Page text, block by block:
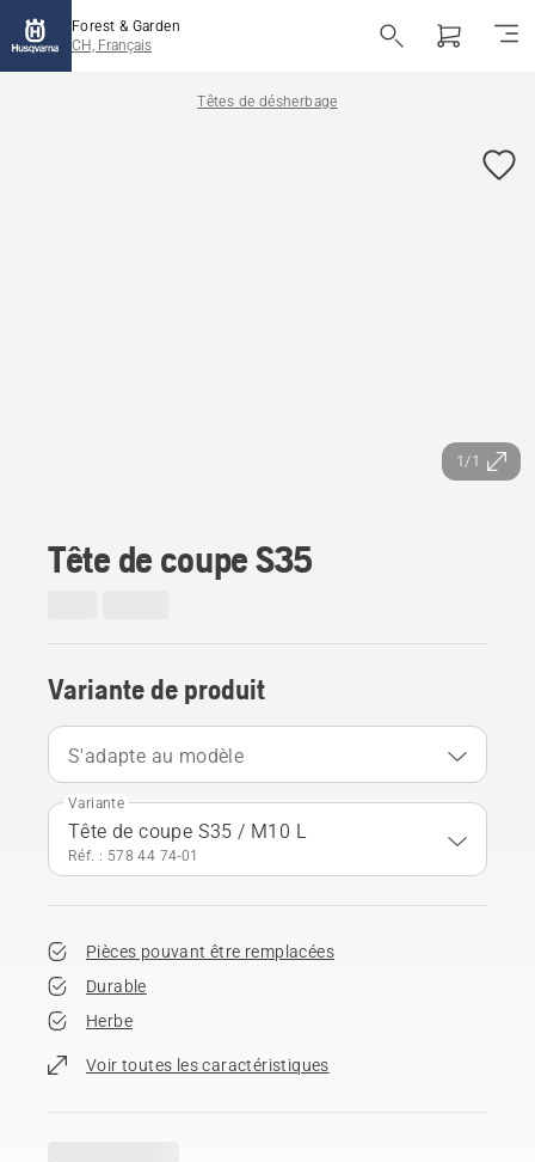
Forest & Garden
CH, Français
Têtes de désherbage
1/1
Tête de coupe S35
Variante de produit
S'adapte au modèle
Variante
Tête de coupe S35 / M10 L
Réf. : 578 44 74‑01
Pièces pouvant être remplacées
Durable
Herbe
Voir toutes les caractéristiques